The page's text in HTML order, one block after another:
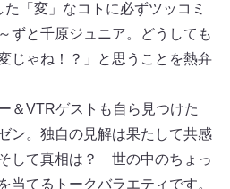
「変」なコトに必ずツッコミ
ずと千原ジュニア。どうしても
じゃね！？」と思うことを熱弁
＆VTRゲストも自ら見つけた
ン。独自の見解は果たして共感
して真相は？ 世の中のちょっ
当てるトークバラエティです。